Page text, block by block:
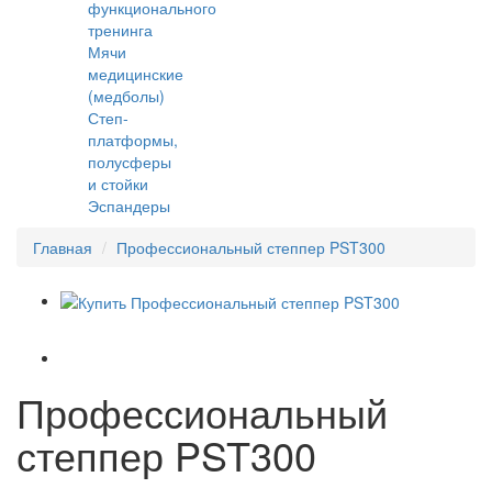
функционального
тренинга
Мячи
медицинские
(медболы)
Степ-
платформы,
полусферы
и стойки
Эспандеры
Главная
Профессиональный степпер PST300
Профессиональный
степпер PST300